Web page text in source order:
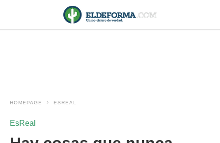
HOMEPAGE ESREAL
EsReal